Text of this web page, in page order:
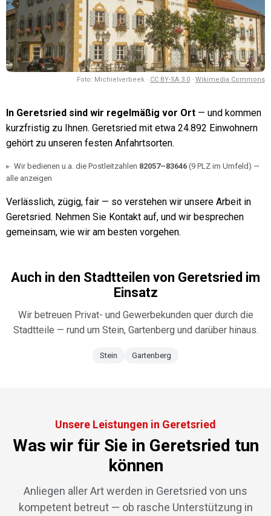
Foto: Michielverbeek · CC BY-SA 3.0 · Wikimedia Commons
In Geretsried sind wir regelmäßig vor Ort — und kommen
kurzfristig zu Ihnen. Geretsried mit etwa 24.892 Einwohnern
gehört zu unseren festen Anfahrtsorten.
Wir bedienen u.a. die Postleitzahlen 82057–83646 (9 PLZ im Umfeld) —
alle anzeigen
Verlässlich, zügig, fair — so verstehen wir unsere Arbeit in
Geretsried. Nehmen Sie Kontakt auf, und wir besprechen
gemeinsam, wie wir am besten vorgehen.
Auch in den Stadtteilen von Geretsried im
Einsatz
Wir betreuen Privat- und Gewerbekunden quer durch die
Stadtteile — rund um Stein, Gartenberg und darüber hinaus.
Stein Gartenberg
Unsere Leistungen in Geretsried
Was wir für Sie in Geretsried tun
können
Anliegen aller Art werden in Geretsried von uns
kompetent betreut — ob rasche Unterstützung in